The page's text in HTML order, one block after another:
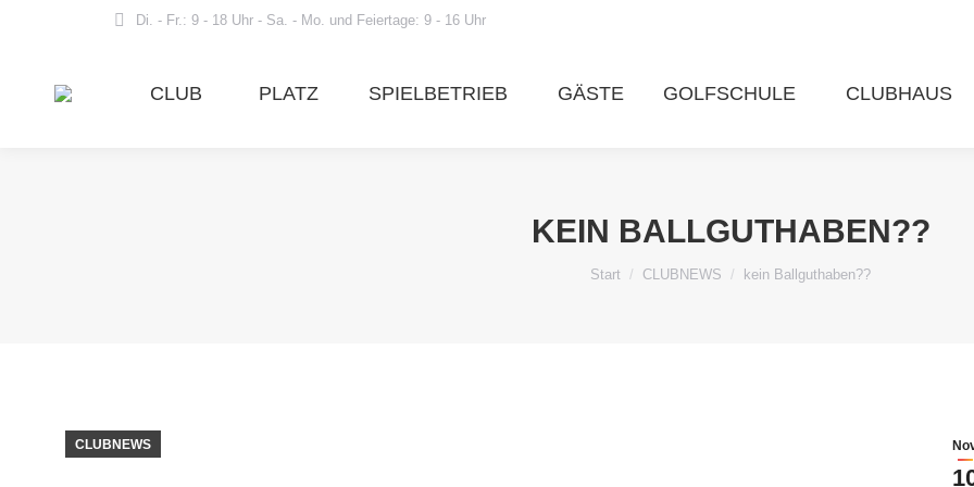
Di. - Fr.: 9 - 18 Uhr - Sa. - Mo. und Feiertage: 9 - 16 Uhr
CLUB PLATZ SPIELBETRIEB GÄSTE GOLFSCHULE CLUBHAUS
KEIN BALLGUTHABEN??
Start CLUBNEWS kein Ballguthaben??
CLUBNEWS